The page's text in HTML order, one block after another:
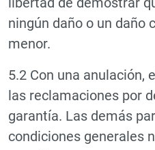
ningún daño o un daño
menor.
5.2 Con una anulación,
las reclamaciones por
garantía. Las demás
condiciones generales